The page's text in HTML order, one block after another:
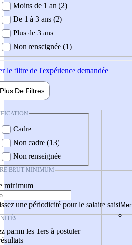
demandée
Moins de 1 an (2)
De 1 à 3 ans (2)
Plus de 3 ans
Non renseignée (1)
le filtre de l'expérience demandée
Plus De Filtres
Cadre
Non cadre (13)
Non renseignée
BRUT MINIMUM
minimum
une périodicité pour le salaire saisi
parmi les 1ers à postuler